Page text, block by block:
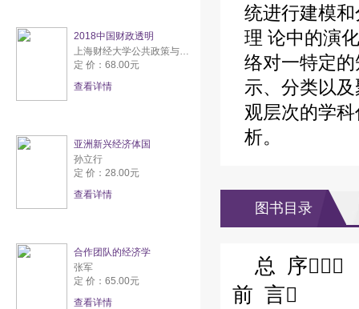
2018中国财政透明
上海财经大学公共政策与研究中心
定 价：68.00元
查看详情
亚洲新兴经济体国
孙立行
定 价：28.00元
查看详情
合作团队的经济学
张军
定 价：65.00元
查看详情
统进行建模
理 论中的演
络对一特定
示、分类以
观层次的学
析。
图书目录
总 序
前 言